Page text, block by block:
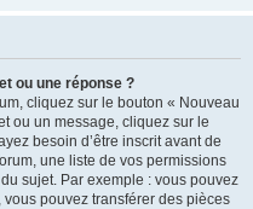
ou une réponse ?
cliquez sur le bouton « Nouveau
ou un message, cliquez sur le
besoin d’être inscrit avant de
une liste de vos permissions
sujet. Par exemple : vous pouvez
pouvez transférer des pièces